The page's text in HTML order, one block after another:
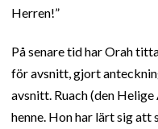
Herren!”
På senare tid har Orah
för avsnitt, gjort
avsnitt. Ruach (den
henne. Hon har lärt sig att